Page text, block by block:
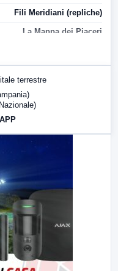
Fili Meridiani (repliche)
La Mappa dei Piaceri
terrestre
APP